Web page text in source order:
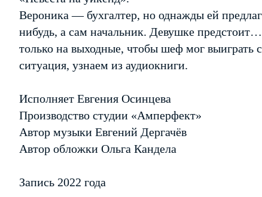
Вероника — бухгалтер, но однажды ей
нибудь, а сам начальник. Девушке
только на выходные, чтобы шеф мог выиграть
ситуация, узнаем из аудиокниги.
Исполняет Евгения Осинцева
Производство студии «Амперфект»
Автор музыки Евгений Дергачёв
Автор обложки Ольга Кандела
Запись 2022 года